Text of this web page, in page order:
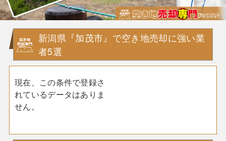
新潟県『加茂市』で空き地売却に強い業
者5選
現在、この条件で登録さ
れているデータはありま
せん。